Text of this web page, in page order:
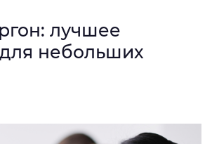
лучшее
небольших